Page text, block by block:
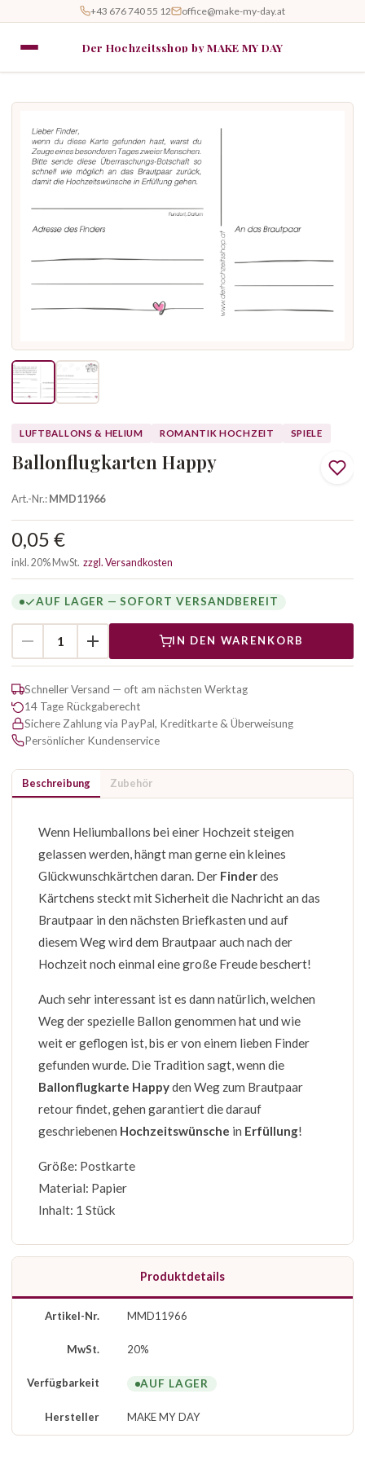
+43 676 740 55 12 office@make-my-day.at
Der Hochzeitsshop by MAKE MY DAY
LUFTBALLONS & HELIUM ROMANTIK HOCHZEIT SPIELE
Ballonflugkarten Happy
Art.-Nr.:MMD11966
0,05 €
inkl. 20% MwSt. zzgl. Versandkosten
AUF LAGER — SOFORT VERSANDBEREIT
IN DEN WARENKORB
Schneller Versand — oft am nächsten Werktag
14 Tage Rückgaberecht
Sichere Zahlung via PayPal, Kreditkarte & Überweisung
Persönlicher Kundenservice
Beschreibung Zubehör
Wenn Heliumballons bei einer Hochzeit steigen
gelassen werden, hängt man gerne ein kleines
Glückwunschkärtchen daran. Der Finderdes
Kärtchens steckt mit Sicherheit die Nachricht an das
Brautpaar in den nächsten Briefkasten und auf
diesem Weg wird dem Brautpaar auch nach der
Hochzeit noch einmal eine große Freude beschert!
Auch sehr interessant ist es dann natürlich, welchen
Weg der spezielle Ballon genommen hat und wie
weit er geflogen ist, bis er von einem lieben Finder
gefunden wurde. Die Tradition sagt, wenn die
Ballonflugkarte Happyden Weg zum Brautpaar
retour findet, gehen garantiert die darauf
geschriebenen Hochzeitswünsche in Erfüllung!
Größe: Postkarte
Material: Papier
Inhalt: 1 Stück
Produktdetails
Artikel-Nr. MMD11966
MwSt. 20%
Verfügbarkeit AUF LAGER
Hersteller MAKE MY DAY